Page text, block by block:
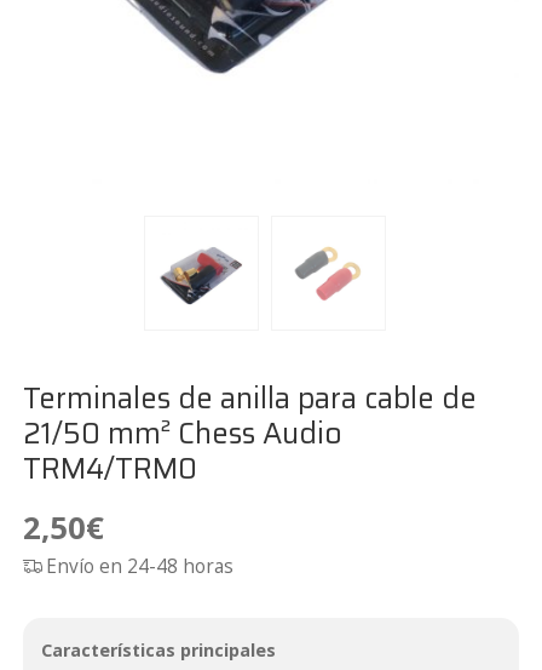
Terminales de anilla para cable de
21/50 mm² Chess Audio
TRM4/TRM0
2,50€
Envío en 24-48 horas
Características principales